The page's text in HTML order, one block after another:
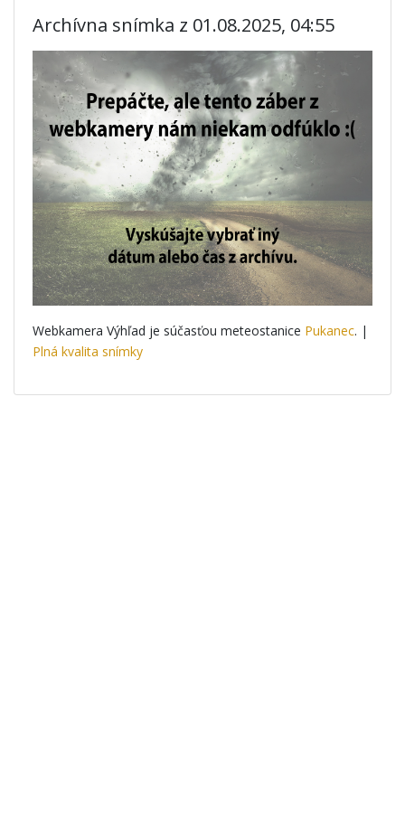
Archívna snímka z 01.08.2025, 04:55
Webkamera Výhľad je súčasťou meteostanice Pukanec. |
Plná kvalita snímky